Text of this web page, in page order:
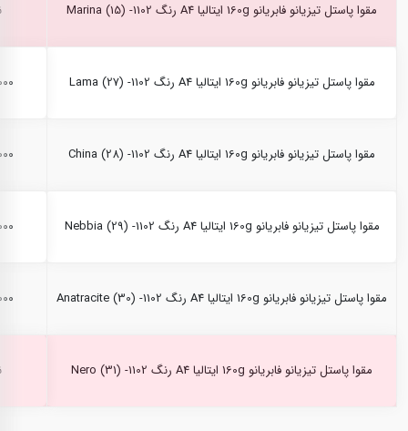
مقوا پاستل تیزیانو فابریانو 160g ایتالیا A4 رنگ Marina (15) -1102
مقوا پاستل تیزیانو فابریانو 160g ایتالیا A4 رنگ Lama (27) -1102
مقوا پاستل تیزیانو فابریانو 160g ایتالیا A4 رنگ China (28) -1102
مقوا پاستل تیزیانو فابریانو 160g ایتالیا A4 رنگ Nebbia (29) -1102
مقوا پاستل تیزیانو فابریانو 160g ایتالیا A4 رنگ Anatracite (30) -1102
مقوا پاستل تیزیانو فابریانو 160g ایتالیا A4 رنگ Nero (31) -1102